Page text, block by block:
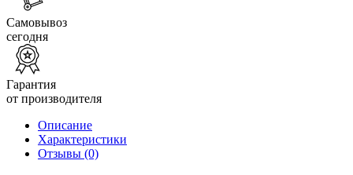
Самовывоз
сегодня
Гарантия
от производителя
Описание
Характеристики
Отзывы (0)